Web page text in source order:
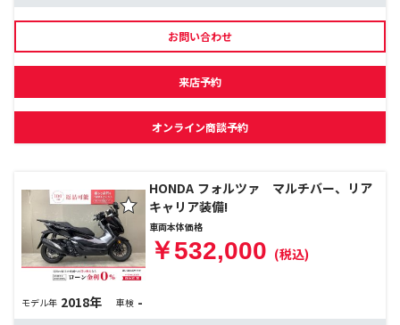
お問い合わせ
来店予約
オンライン商談予約
HONDA フォルツァ マルチバー、リア
キャリア装備!
車両本体価格
￥532,000 (税込)
モデル年 2018年 車検 -